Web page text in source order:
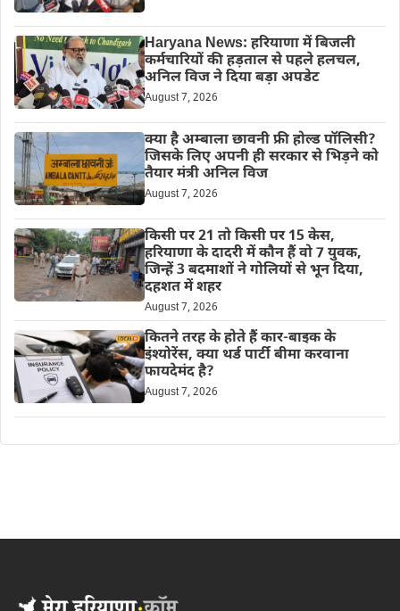
Haryana News: हरियाणा में बिजली
कर्मचारियों की हड़ताल से पहले हलचल,
अनिल विज ने दिया बड़ा अपडेट
August 7, 2026
क्या है अम्बाला छावनी फ्री होल्ड पॉलिसी?
जिसके लिए अपनी ही सरकार से भिड़ने को
तैयार मंत्री अनिल विज
August 7, 2026
किसी पर 21 तो किसी पर 15 केस,
हरियाणा के दादरी में कौन हैं वो 7 युवक,
जिन्हें 3 बदमाशों ने गोलियों से भून दिया,
दहशत में शहर
August 7, 2026
कितने तरह के होते हैं कार-बाइक के
इंश्योरेंस, क्या थर्ड पार्टी बीमा करवाना
फायदेमंद है?
August 7, 2026